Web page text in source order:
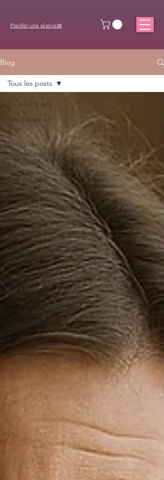
Planifier une séance📅
Blog
Tous les posts
Spiritualité et
éveil
Outils de
développement
personnel
Gestion des
émotions
Tous les posts